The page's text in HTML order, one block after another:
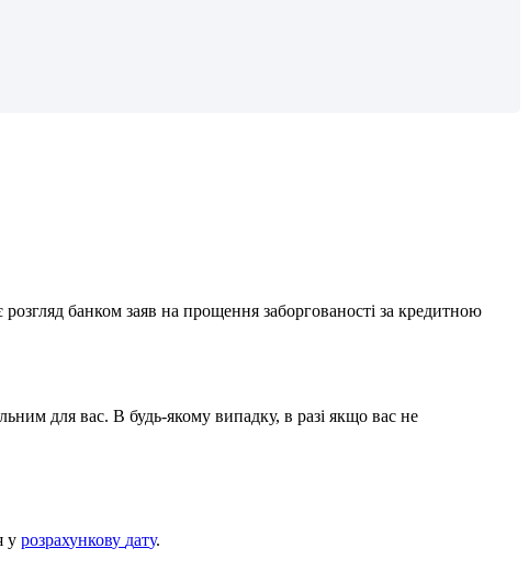
розгляд банком заяв на прощення заборгованості за кредитною
льним для вас. В будь-якому випадку, в разі якщо вас не
у розрахункову дату.